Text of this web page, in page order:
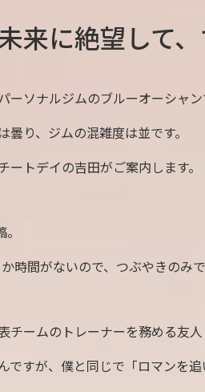
来に絶望して
ーソナルジムのブルーオーシャン
曇り、ジムの混雑度は並です。
ートデイの吉田がご案内します。
時間がないので、つぶやきのみで
チームのトレーナーを務める友人
ですが、僕と同じで「ロマンを